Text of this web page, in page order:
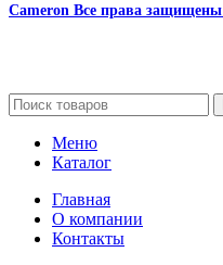
Cameron Все права защищены
Меню
Каталог
Главная
О компании
Контакты